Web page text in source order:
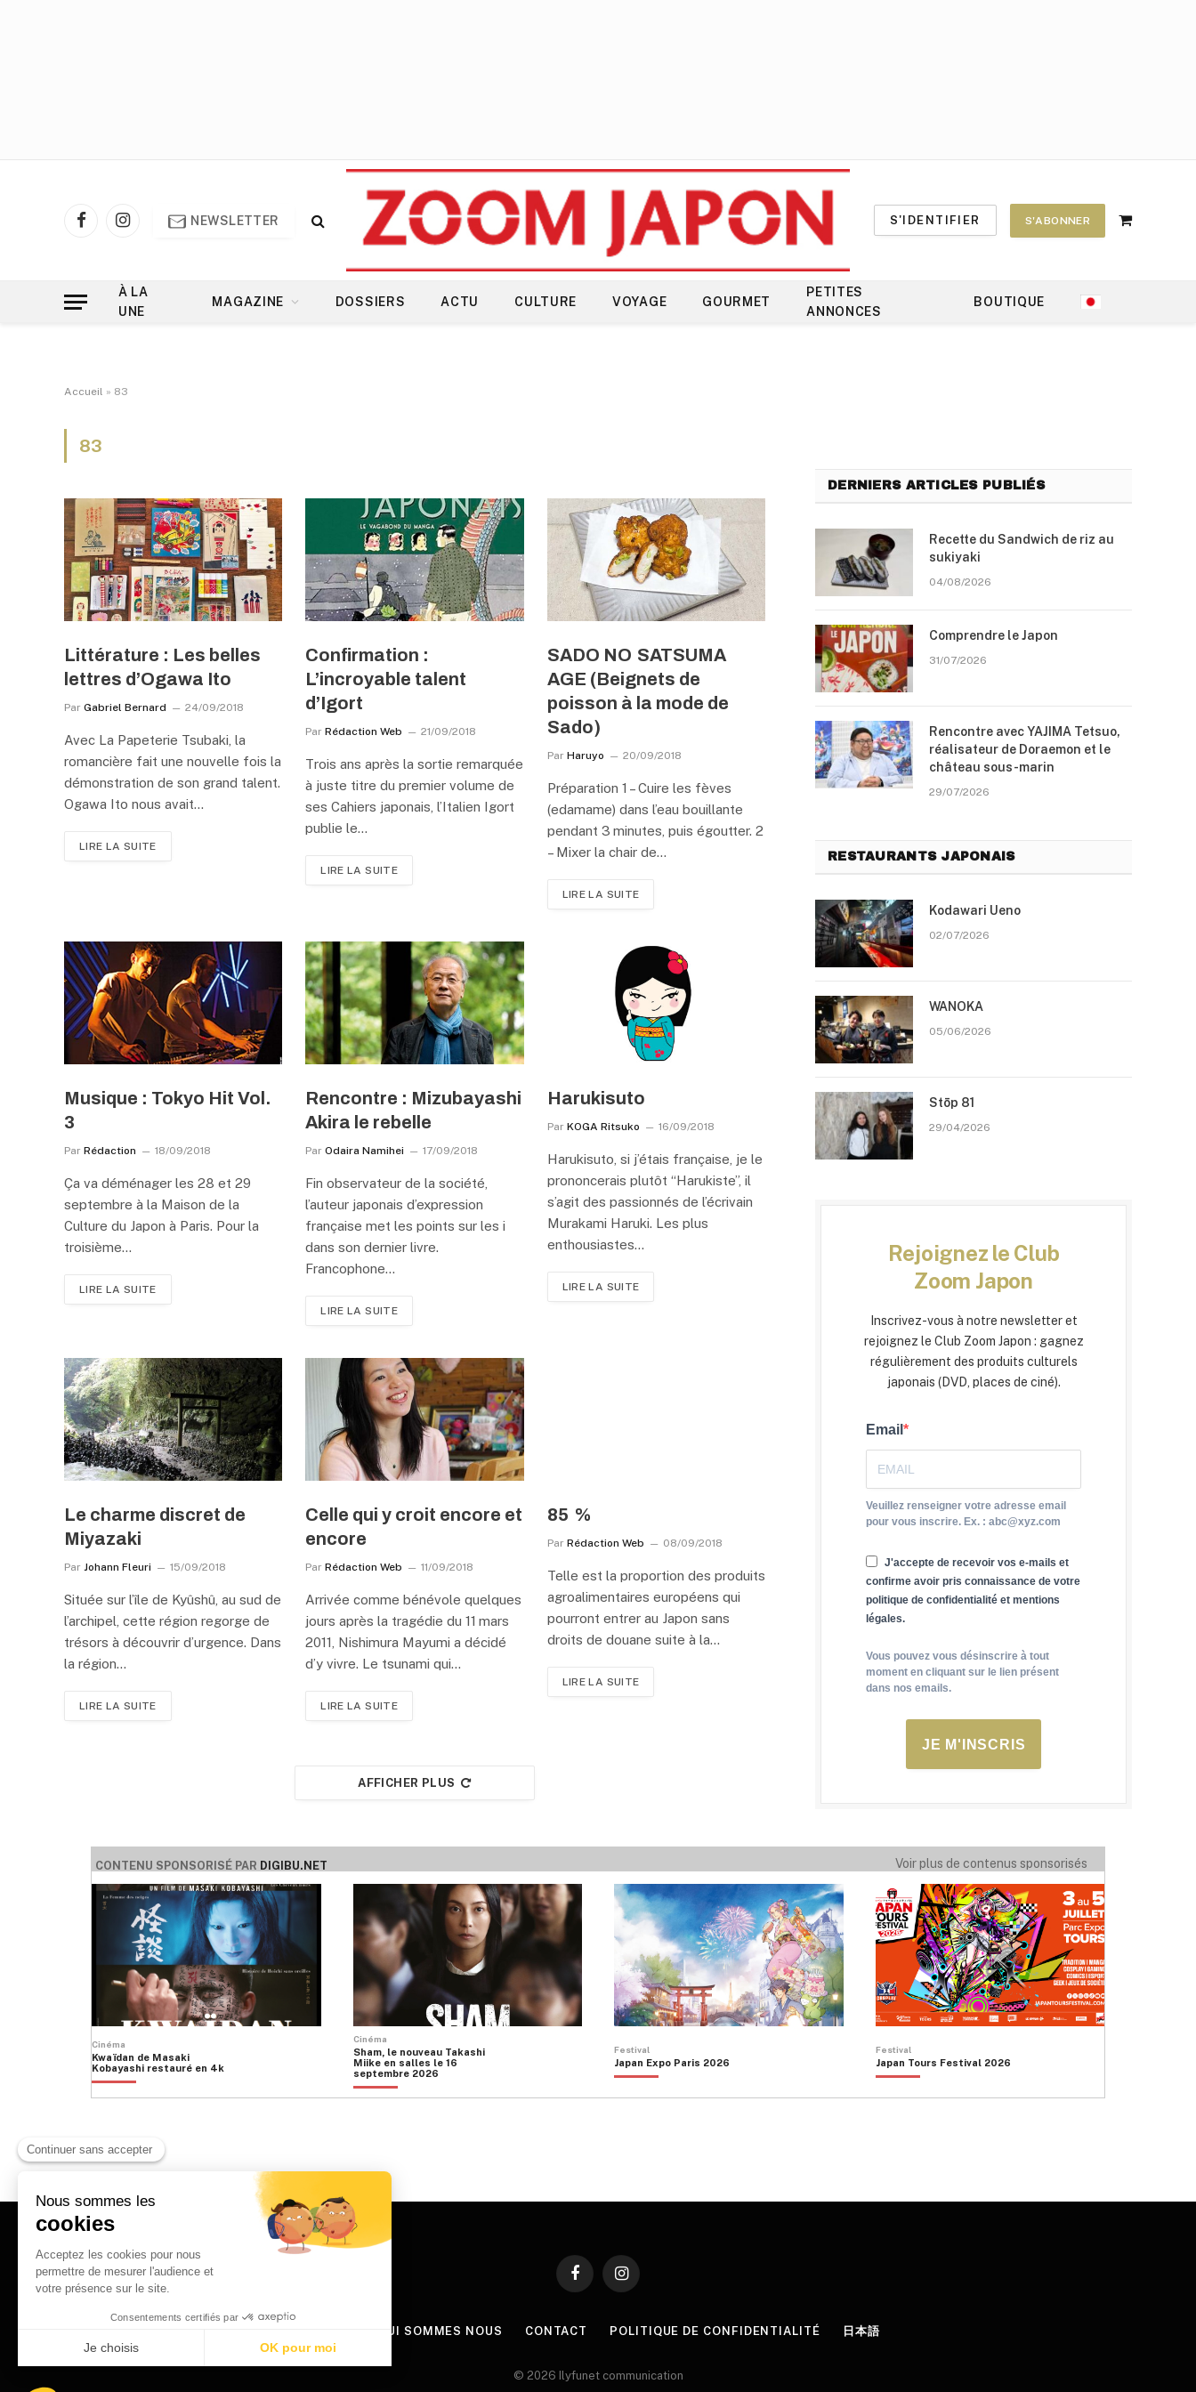
FacebookInstagram
NEWSLETTER S'IDENTIFIER S'ABONNER
Shopping
À LA
UNE
MAGAZINE DOSSIERS ACTU CULTURE VOYAGE GOURMET
PETITES
ANNONCES
BOUTIQUE
Accueil » 83
83
Littérature : Les belles
lettres d’Ogawa Ito
Par Gabriel Bernard 24/09/2018
Avec La Papeterie Tsubaki, la
romancière fait une nouvelle fois la
démonstration de son grand talent.
Ogawa Ito nous avait…
LIRE LA SUITE
Confirmation :
L’incroyable talent
d’Igort
Par Rédaction Web 21/09/2018
Trois ans après la sortie remarquée
à juste titre du premier volume de
ses Cahiers japonais, l’Italien Igort
publie le…
LIRE LA SUITE
SADO NO SATSUMA
AGE (Beignets de
poisson à la mode de
Sado)
Par Haruyo 20/09/2018
Préparation 1 – Cuire les fèves
(edamame) dans l’eau bouillante
pendant 3 minutes, puis égoutter. 2
– Mixer la chair de…
LIRE LA SUITE
Musique : Tokyo Hit Vol.
3
Par Rédaction 18/09/2018
Ça va déménager les 28 et 29
septembre à la Maison de la
Culture du Japon à Paris. Pour la
troisième…
LIRE LA SUITE
Rencontre : Mizubayashi
Akira le rebelle
Par Odaira Namihei 17/09/2018
Fin observateur de la société,
l’auteur japonais d’expression
française met les points sur les i
dans son dernier livre.
Francophone…
LIRE LA SUITE
Harukisuto
Par KOGA Ritsuko 16/09/2018
Harukisuto, si j’étais française, je le
prononcerais plutôt “Harukiste”, il
s’agit des passionnés de l’écrivain
Murakami Haruki. Les plus
enthousiastes…
LIRE LA SUITE
Le charme discret de
Miyazaki
Par Johann Fleuri 15/09/2018
Située sur l’île de Kyûshû, au sud de
l’archipel, cette région regorge de
trésors à découvrir d’urgence. Dans
la région…
LIRE LA SUITE
Celle qui y croit encore et
encore
Par Rédaction Web 11/09/2018
Arrivée comme bénévole quelques
jours après la tragédie du 11 mars
2011, Nishimura Mayumi a décidé
d’y vivre. Le tsunami qui…
LIRE LA SUITE
85 %
Par Rédaction Web 08/09/2018
Telle est la proportion des produits
agroalimentaires européens qui
pourront entrer au Japon sans
droits de douane suite à la…
LIRE LA SUITE
AFFICHER PLUS
DERNIERS ARTICLES PUBLIÉS
Recette du Sandwich de riz au
sukiyaki
04/08/2026
Comprendre le Japon
31/07/2026
Rencontre avec YAJIMA Tetsuo,
réalisateur de Doraemon et le
château sous-marin
29/07/2026
RESTAURANTS JAPONAIS
Kodawari Ueno
02/07/2026
WANOKA
05/06/2026
Stōp 81
29/04/2026
Rejoignez le Club
Zoom Japon
Inscrivez-vous à notre newsletter et
rejoignez le Club Zoom Japon : gagnez
régulièrement des produits culturels
japonais (DVD, places de ciné).
Email
Veuillez renseigner votre adresse email
pour vous inscrire. Ex. : abc@xyz.com
J'accepte de recevoir vos e-mails et
confirme avoir pris connaissance de votre
politique de confidentialité et mentions
légales.
Vous pouvez vous désinscrire à tout
moment en cliquant sur le lien présent
dans nos emails.
JE M'INSCRIS
CONTENU SPONSORISÉ PAR DIGIBU.NET Voir plus de contenus sponsorisés
Cinéma
Kwaïdan de Masaki
Kobayashi restauré en 4k
Cinéma
Sham, le nouveau Takashi
Miike en salles le 16
septembre 2026
Festival
Japan Expo Paris 2026
Festival
Japan Tours Festival 2026
FacebookInstagram
QUI SOMMES NOUS CONTACT POLITIQUE DE CONFIDENTIALITÉ 日本語
© 2026 Ilyfunet communication